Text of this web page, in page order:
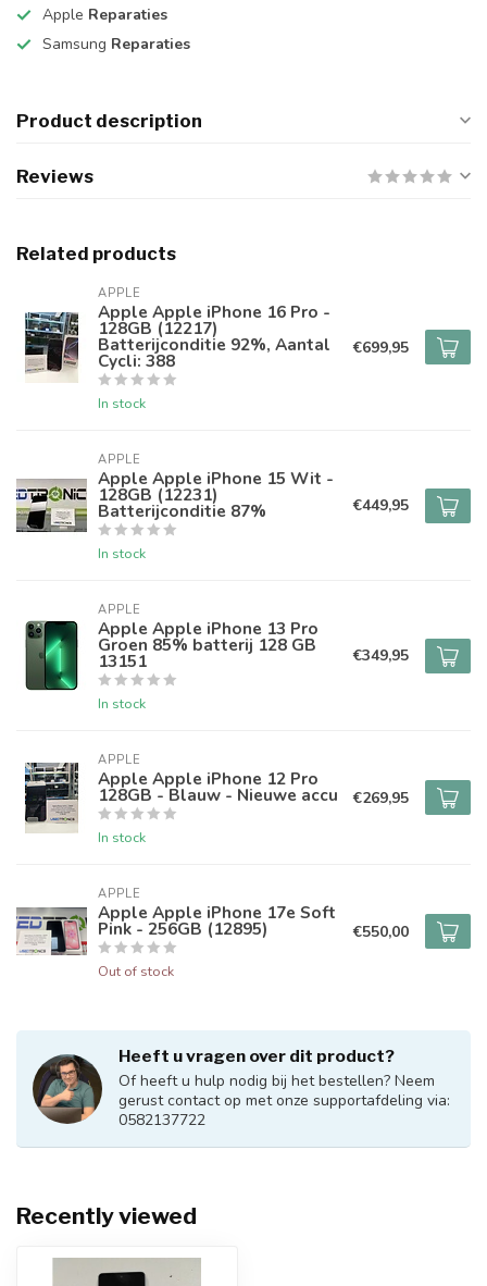
Apple Reparaties
Samsung Reparaties
Product description
Reviews
Related products
APPLE
Apple Apple iPhone 16 Pro -
128GB (12217)
Batterijconditie 92%, Aantal
Cycli: 388
In stock
€699,95
APPLE
Apple Apple iPhone 15 Wit -
128GB (12231)
Batterijconditie 87%
In stock
€449,95
APPLE
Apple Apple iPhone 13 Pro
Groen 85% batterij 128 GB
13151
In stock
€349,95
APPLE
Apple Apple iPhone 12 Pro
128GB - Blauw - Nieuwe accu
In stock
€269,95
APPLE
Apple Apple iPhone 17e Soft
Pink - 256GB (12895)
Out of stock
€550,00
Heeft u vragen over dit product?
Of heeft u hulp nodig bij het bestellen? Neem
gerust contact op met onze supportafdeling via:
0582137722
Recently viewed